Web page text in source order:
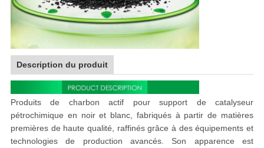
Description du produit
Produits de charbon actif pour support de catalyseur
pétrochimique en noir et blanc, fabriqués à partir de matières
premières de haute qualité, raffinés grâce à des équipements et
technologies de production avancés. Son apparence est